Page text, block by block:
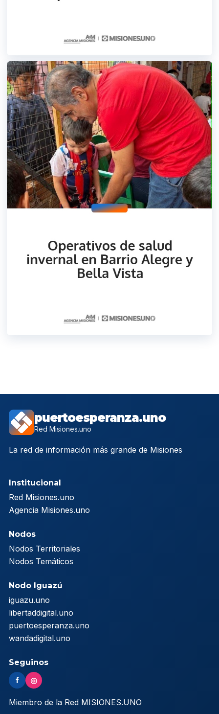
puertoesperanza.uno
Red Misiones.uno
La red de información más grande de Misiones
Institucional
Red Misiones.uno
Agencia Misiones.uno
Nodos
Nodos Territoriales
Nodos Temáticos
Nodo Iguazú
iguazu.uno
libertaddigital.uno
puertoesperanza.uno
wandadigital.uno
Seguinos
f ◎
Miembro de la Red MISIONES.UNO